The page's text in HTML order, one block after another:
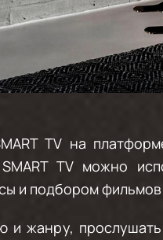
TV на
TV можно
и подбором
и жанру,